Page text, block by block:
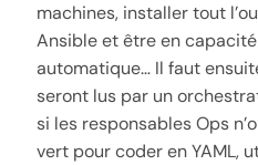
machines, installer tout
Ansible et être en
automatique… Il faut
seront lus par un
si les responsables Ops
vert pour coder en YAML,